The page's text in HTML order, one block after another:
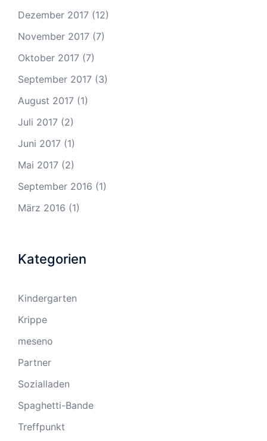
Dezember 2017 (12)
November 2017 (7)
Oktober 2017 (7)
September 2017 (3)
August 2017 (1)
Juli 2017 (2)
Juni 2017 (1)
Mai 2017 (2)
September 2016 (1)
März 2016 (1)
Kategorien
Kindergarten
Krippe
meseno
Partner
Sozialladen
Spaghetti-Bande
Treffpunkt